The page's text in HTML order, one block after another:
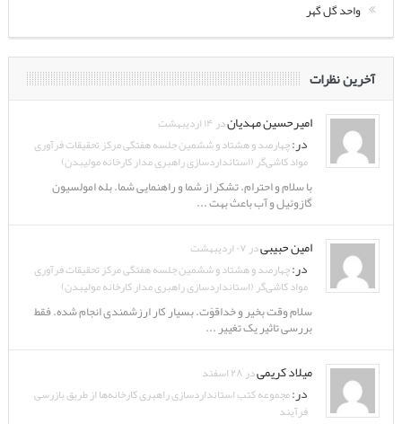
واحد گل گهر
آخرین نظرات
امیرحسین مهدیاندر ۱۴ اردیبهشت
در:چهارصد و هشتاد و ششمین جلسه هفتگی مرکز تحقیقات فرآوری
مواد کاشی‌گر (استانداردسازی راهبری مدار کارخانه مولیبدن)
با سلام و احترام. تشکر از شما و راهنمایی شما. بله امولسیون
گازوئیل و آب باعث بهت ...
امین حبیبیدر ۰۷ اردیبهشت
در:چهارصد و هشتاد و ششمین جلسه هفتگی مرکز تحقیقات فرآوری
مواد کاشی‌گر (استانداردسازی راهبری مدار کارخانه مولیبدن)
سلام وقت بخیر و خداقوّت. بسیار کار ارزشمندی انجام شده. فقط
بررسی تاثیر یک تغییر ...
میلاد کریمیدر ۲۸ اسفند
در:مجموعه کتب استانداردسازی راهبری کارخانه‌ها از طریق بازرسی
فرآیند